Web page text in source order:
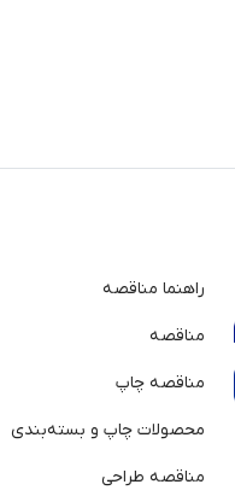
راهنما مناقصه
مناقصه
مناقصه چاپ
محصولات چاپ و بسته‌بندی
مناقصه طراحی